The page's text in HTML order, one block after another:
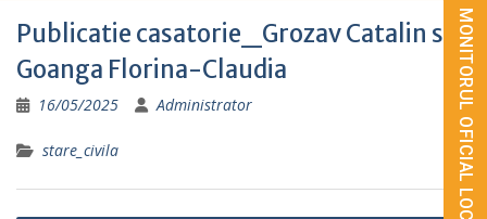
Publicatie casatorie_Grozav Catalin si
Goanga Florina-Claudia
16/05/2025 Administrator
stare_civila MONITORUL OFICIAL LOCAL